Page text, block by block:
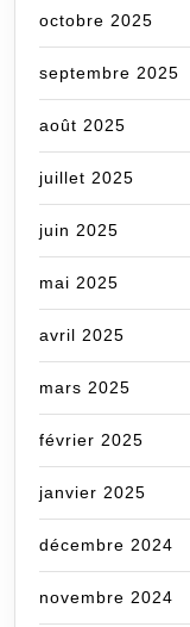
octobre 2025
septembre 2025
août 2025
juillet 2025
juin 2025
mai 2025
avril 2025
mars 2025
février 2025
janvier 2025
décembre 2024
novembre 2024